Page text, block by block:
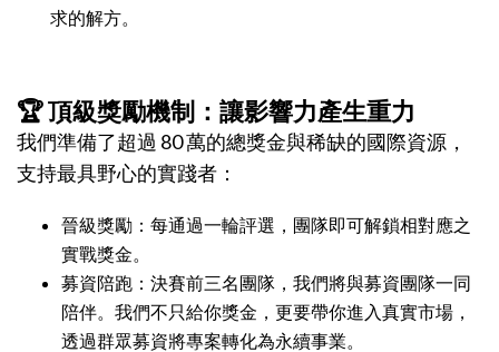
求的解方。
🏆 頂級獎勵機制：讓影響力產生重力
我們準備了超過 80 萬的總獎金與稀缺的國際資源，
支持最具野心的實踐者：
晉級獎勵：每通過一輪評選，團隊即可解鎖相對應之
實戰獎金。
募資陪跑：決賽前三名團隊，我們將與募資團隊一同
陪伴。我們不只給你獎金，更要帶你進入真實市場，
透過群眾募資將專案轉化為永續事業。